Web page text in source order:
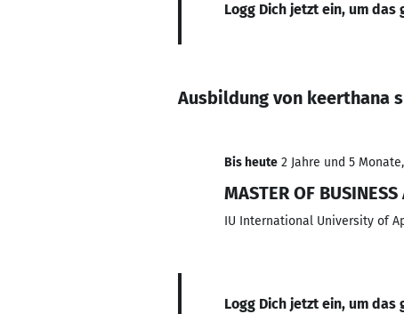
Logg Dich jetzt ein, um das
Ausbildung von keerthana
Bis heute 2 Jahre und 5
MASTER OF
IU International University of
Logg Dich jetzt ein, um das